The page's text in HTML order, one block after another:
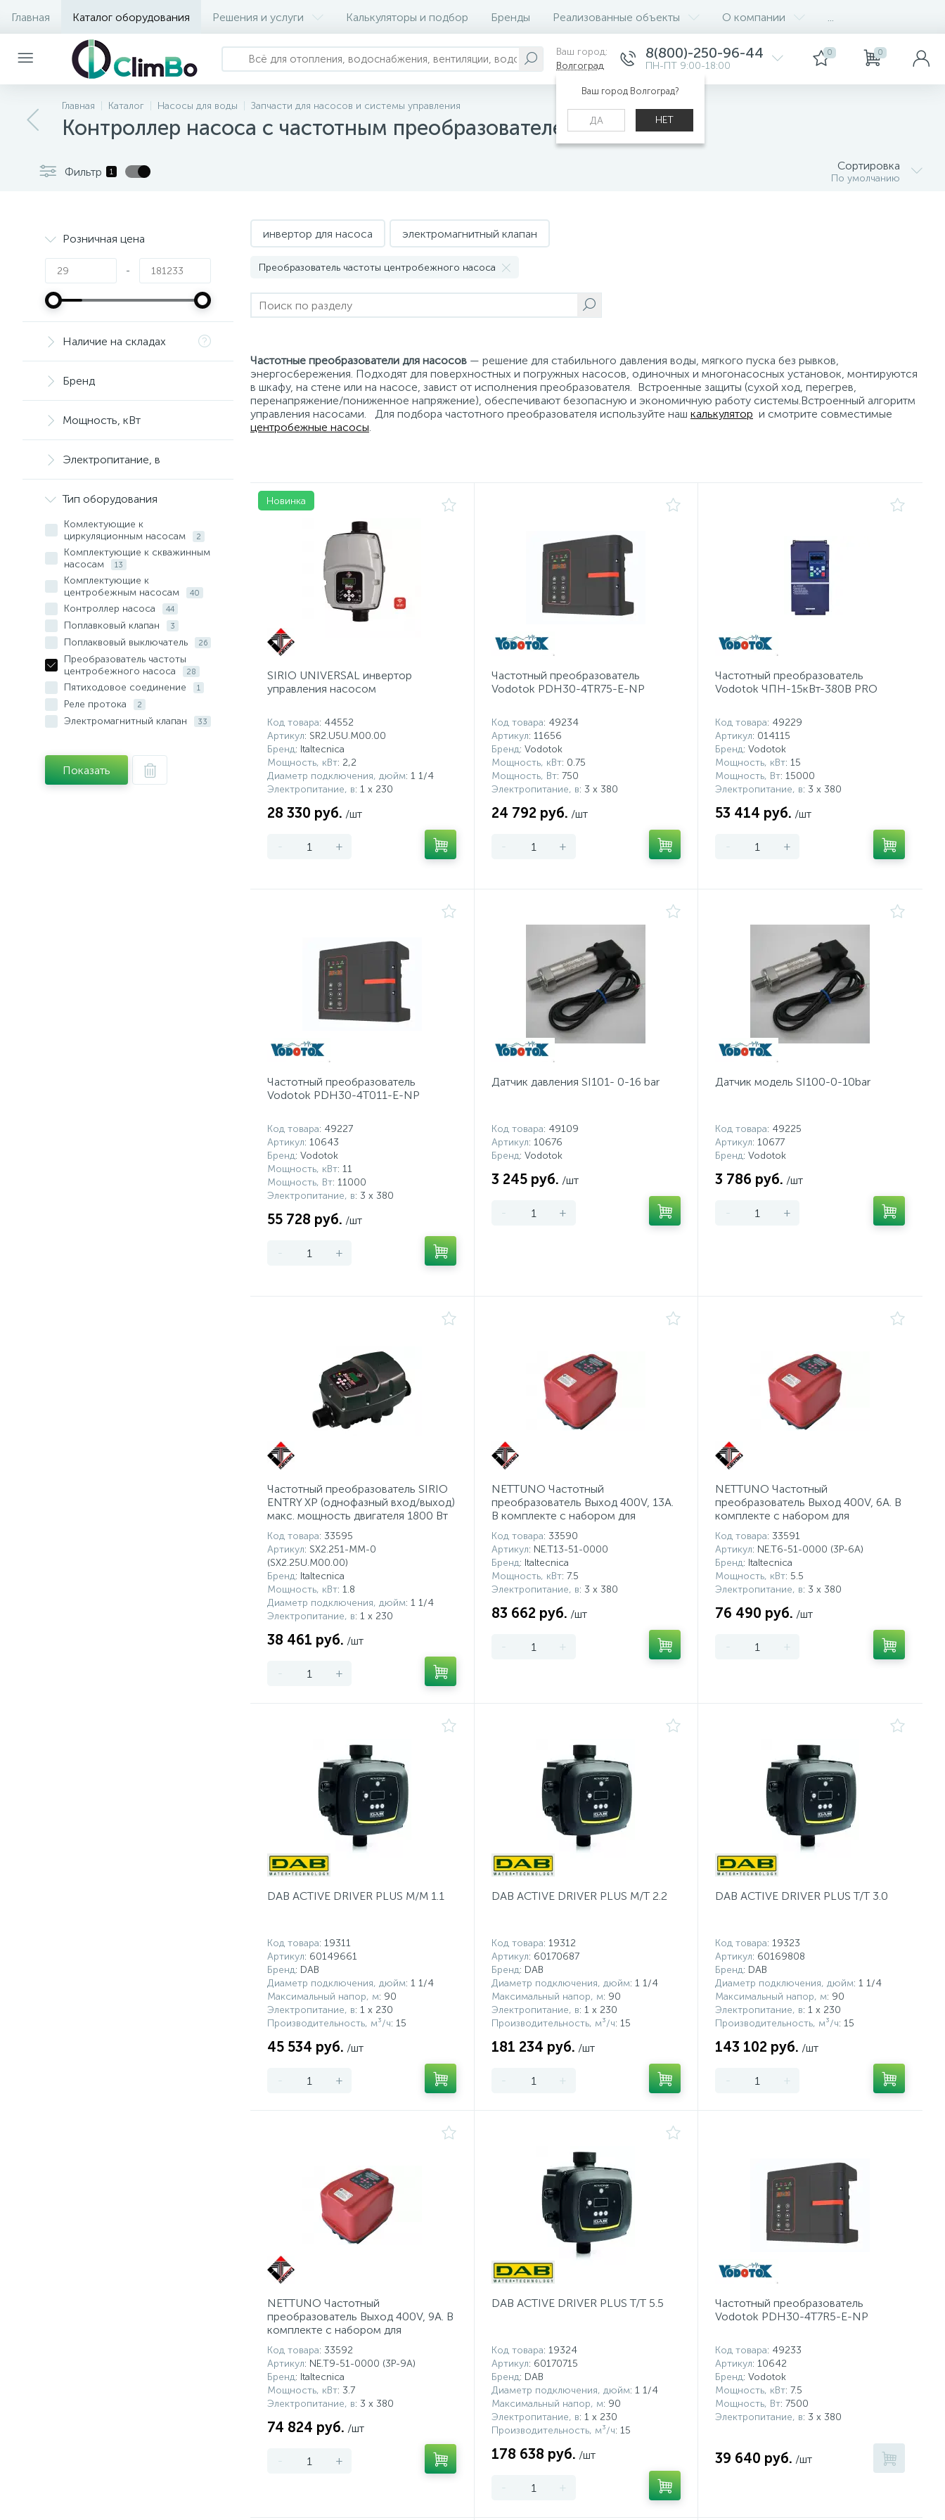
Главная Каталог оборудования Решения и услуги Калькуляторы и подбор Бренды Реализованные объекты О компании
Ваш город:
Волгоград
Ваш город Волгоград?
ДА НЕТ
8(800)-250-96-44
ПН-ПТ 9:00-18:00
0 0
Главная Каталог Насосы для воды Запчасти для насосов и системы управления
Контроллер насоса с частотным преобразователем
Фильтр 1 Сортировка
По умолчанию
Розничная цена
-
Наличие на складах
Бренд
Мощность, кВт
Электропитание, в
Тип оборудования
Комлектующие к
циркуляционным насосам
2
Комплектующие к скважинным
насосам
13
Комплектующие к
центробежным насосам
40
Контроллер насоса 44
Поплавковый клапан 3
Поплаквовый выключатель 26
Преобразователь частоты
центробежного насоса
28
Пятиходовое соединение 1
Реле протока 2
Электромагнитный клапан 33
Показать
инвертор для насоса электромагнитный клапан
Преобразователь частоты центробежного насоса
Частотные преобразователи для насосов — решение для стабильного давления воды, мягкого пуска без рывков,
энергосбережения. Подходят для поверхностных и погружных насосов, одиночных и многонасосных установок, монтируются
в шкафу, на стене или на насосе, завист от исполнения преобразователя. Встроенные защиты (сухой ход, перегрев,
перенапряжение/пониженное напряжение), обеспечивают безопасную и экономичную работу системы.Встроенный алгоритм
управления насосами. Для подбора частотного преобразователя используйте наш калькулятор и смотрите совместимые
центробежные насосы.
Новинка
SIRIO UNIVERSAL инвертор
управления насосом
Код товара: 44552
Артикул: SR2.U5U.M00.00
Бренд: Italtecnica
Мощность, кВт: 2,2
Диаметр подключения, дюйм: 1 1/4
Электропитание, в: 1 x 230
28 330 руб. /шт
- +
Частотный преобразователь
Vodotok PDH30-4TR75-E-NP
Код товара: 49234
Артикул: 11656
Бренд: Vodotok
Мощность, кВт: 0.75
Мощность, Вт: 750
Электропитание, в: 3 х 380
24 792 руб. /шт
- +
Частотный преобразователь
Vodotok ЧПН-15кВт-380В PRO
Код товара: 49229
Артикул: 014115
Бренд: Vodotok
Мощность, кВт: 15
Мощность, Вт: 15000
Электропитание, в: 3 х 380
53 414 руб. /шт
- +
Частотный преобразователь
Vodotok PDH30-4T011-E-NP
Код товара: 49227
Артикул: 10643
Бренд: Vodotok
Мощность, кВт: 11
Мощность, Вт: 11000
Электропитание, в: 3 х 380
55 728 руб. /шт
- +
Датчик давления SI101- 0-16 bar
Код товара: 49109
Артикул: 10676
Бренд: Vodotok
3 245 руб. /шт
- +
Датчик модель SI100-0-10bar
Код товара: 49225
Артикул: 10677
Бренд: Vodotok
3 786 руб. /шт
- +
Частотный преобразователь SIRIO
ENTRY XP (однофазный вход/выход)
макс. мощность двигателя 1800 Вт
-2,4-14 A
Код товара: 33595
Артикул: SX2.251-MM-0
(SX2.25U.M00.00)
Бренд: Italtecnica
Мощность, кВт: 1.8
Диаметр подключения, дюйм: 1 1/4
Электропитание, в: 1 x 230
38 461 руб. /шт
- +
NETTUNO Частотный
преобразователь Выход 400V, 13A.
В комплекте с набором для
настенного крепления
Код товара: 33590
Артикул: NE.T13-51-0000
Бренд: Italtecnica
Мощность, кВт: 7.5
Электропитание, в: 3 х 380
83 662 руб. /шт
- +
NETTUNO Частотный
преобразователь Выход 400V, 6A. В
комплекте с набором для
настенного крепления
Код товара: 33591
Артикул: NE.T6-51-0000 (3P-6A)
Бренд: Italtecnica
Мощность, кВт: 5.5
Электропитание, в: 3 х 380
76 490 руб. /шт
- +
DAB ACTIVE DRIVER PLUS M/M 1.1
Код товара: 19311
Артикул: 60149661
Бренд: DAB
Диаметр подключения, дюйм: 1 1/4
Максимальный напор, м: 90
Электропитание, в: 1 x 230
Производительность, м³/ч: 15
45 534 руб. /шт
- +
DAB ACTIVE DRIVER PLUS M/T 2.2
Код товара: 19312
Артикул: 60170687
Бренд: DAB
Диаметр подключения, дюйм: 1 1/4
Максимальный напор, м: 90
Электропитание, в: 1 x 230
Производительность, м³/ч: 15
181 234 руб. /шт
- +
DAB ACTIVE DRIVER PLUS T/T 3.0
Код товара: 19323
Артикул: 60169808
Бренд: DAB
Диаметр подключения, дюйм: 1 1/4
Максимальный напор, м: 90
Электропитание, в: 1 x 230
Производительность, м³/ч: 15
143 102 руб. /шт
- +
NETTUNO Частотный
преобразователь Выход 400V, 9A. В
комплекте с набором для
настенного крепления
Код товара: 33592
Артикул: NE.T9-51-0000 (3P-9A)
Бренд: Italtecnica
Мощность, кВт: 3.7
Электропитание, в: 3 х 380
74 824 руб. /шт
- +
DAB ACTIVE DRIVER PLUS T/T 5.5
Код товара: 19324
Артикул: 60170715
Бренд: DAB
Диаметр подключения, дюйм: 1 1/4
Максимальный напор, м: 90
Электропитание, в: 1 x 230
Производительность, м³/ч: 15
178 638 руб. /шт
- +
Частотный преобразователь
Vodotok PDH30-4T7R5-E-NP
Код товара: 49233
Артикул: 10642
Бренд: Vodotok
Мощность, кВт: 7.5
Мощность, Вт: 7500
Электропитание, в: 3 х 380
39 640 руб. /шт